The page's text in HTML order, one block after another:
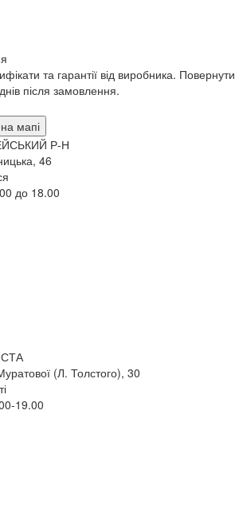
та гарантії від виробника. Повернути
після замовлення.
мапі
Р-Н
46
до 18.00
(Л. Толстого), 30
19.00